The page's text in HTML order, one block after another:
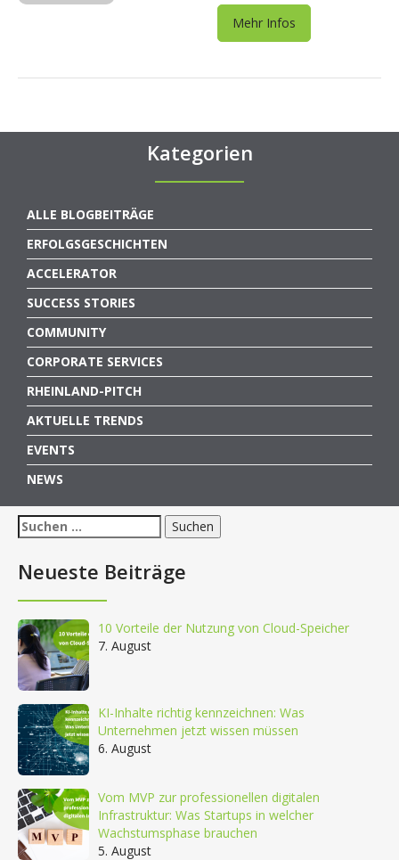
Mehr Infos
Kategorien
ALLE BLOGBEITRÄGE
ERFOLGSGESCHICHTEN
ACCELERATOR
SUCCESS STORIES
COMMUNITY
CORPORATE SERVICES
RHEINLAND-PITCH
AKTUELLE TRENDS
EVENTS
NEWS
Suchen
nach:
Neueste Beiträge
10 Vorteile der Nutzung von Cloud-Speicher
7. August
KI-Inhalte richtig kennzeichnen: Was
Unternehmen jetzt wissen müssen
6. August
Vom MVP zur professionellen digitalen
Infrastruktur: Was Startups in welcher
Wachstumsphase brauchen
5. August